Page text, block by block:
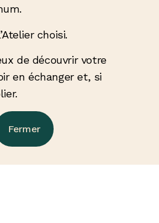
choisi.
de découvrir votre
en échanger et, si
Fermer